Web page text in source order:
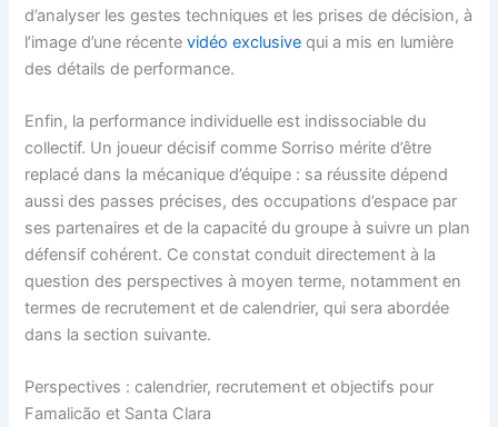
d’analyser les gestes techniques et les prises de décision, à
l’image d’une récentevidéo exclusive qui a mis en lumière
des détails de performance.
Enfin, la performance individuelle est indissociable du
collectif. Un joueur décisif comme Sorriso mérite d’être
replacé dans la mécanique d’équipe : sa réussite dépend
aussi des passes précises, des occupations d’espace par
ses partenaires et de la capacité du groupe à suivre un plan
défensif cohérent. Ce constat conduit directement à la
question des perspectives à moyen terme, notamment en
termes de recrutement et de calendrier, qui sera abordée
dans la section suivante.
Perspectives : calendrier, recrutement et objectifs pour
Famalicão et Santa Clara